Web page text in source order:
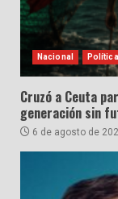
Nacional Política
Cruzó a Ceuta
generación sin
6 de agosto de